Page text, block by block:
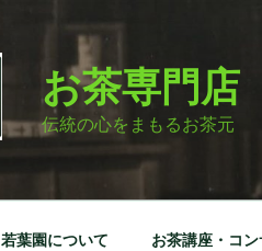
お茶専門
伝統の心をまもるお茶元
若葉園について お茶講座・コ